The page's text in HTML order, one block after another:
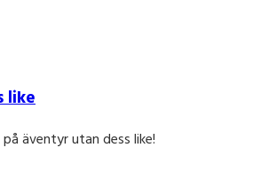
like
äventyr utan dess like!